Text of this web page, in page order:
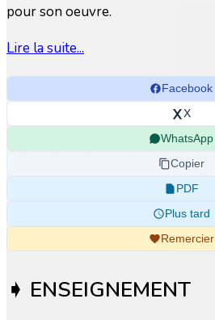
pour son oeuvre.
Lire la suite...
Facebook
X
WhatsApp
Copier
PDF
Plus tard
Remercier
➧ ENSEIGNEMENT